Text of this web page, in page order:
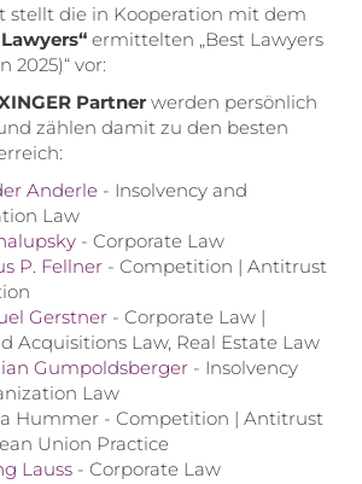
stellt die in Kooperation mit dem
ermittelten „Best Lawyers
2025)“ vor:
Partner werden persönlich
zählen damit zu den besten
Anderle - Insolvency and
Law
- Corporate Law
P. Fellner - Competition | Antitrust
Gerstner - Corporate Law |
Acquisitions Law, Real Estate Law
Gumpoldsberger - Insolvency
Law
Hummer - Competition | Antitrust
Union Practice
Lauss - Corporate Law